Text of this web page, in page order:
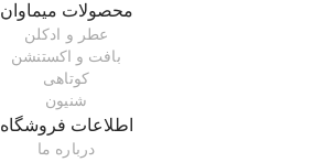
محصولات میماوان
عطر و ادکلن
بافت و اکستنشن
کوتاهی
شنیون
اطلاعات فروشگاه
درباره ما